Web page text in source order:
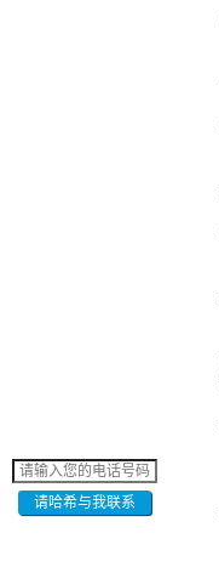
请哈希与我联系